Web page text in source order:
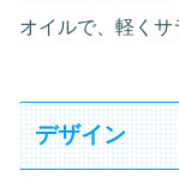
オイルで、軽くサ
デザイン